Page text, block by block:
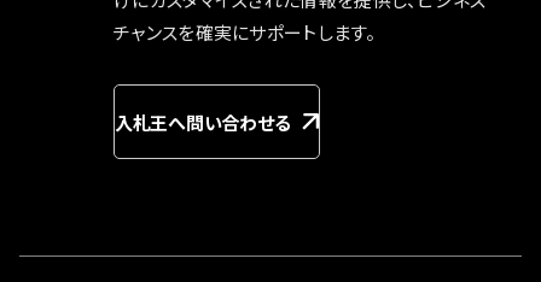
チャンスを確実にサポートします。
入札王へ問い合わせる